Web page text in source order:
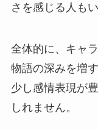
さを感じる人も
全体的に、キャ
物語の深みを増
少し感情表現が
しれません。